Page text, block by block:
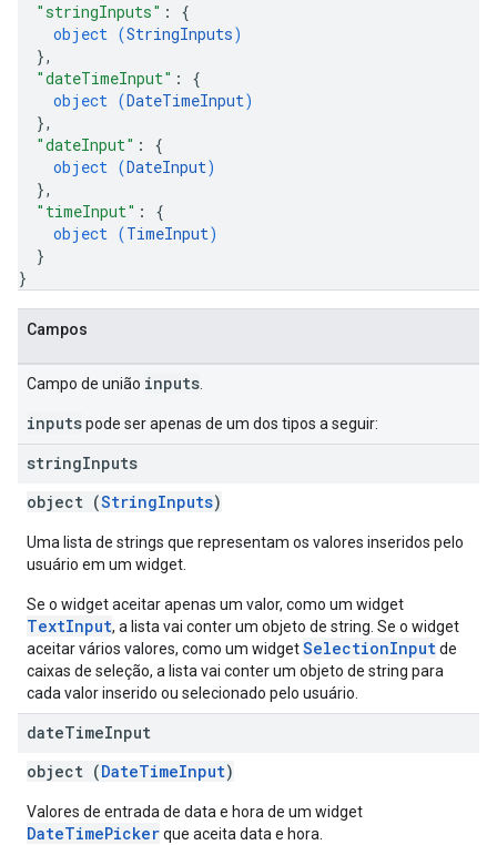
"stringInputs" : {
object (StringInputs)
},
"dateTimeInput" : {
object (DateTimeInput)
},
"dateInput" : {
object (DateInput)
},
"timeInput" : {
object (TimeInput)
}
}
Campos
Campo de união inputs
inputspode ser apenas de um dos tipos a seguir:
stringInputs
object (StringInputs)
Uma lista de strings que representam os valores inseridos pelo
usuário em um widget.
Se o widget aceitar apenas um valor, como um widget
TextInput, a lista vai conter um objeto de string. Se o widget
aceitar vários valores, como um widgetSelectionInputde
caixas de seleção, a lista vai conter um objeto de string para
cada valor inserido ou selecionado pelo usuário.
dateTimeInput
object (DateTimeInput)
Valores de entrada de data e hora de um widget
DateTimePickerque aceita data e hora.